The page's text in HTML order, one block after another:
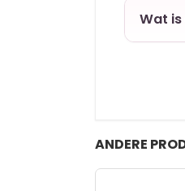
Wat
ANDERE